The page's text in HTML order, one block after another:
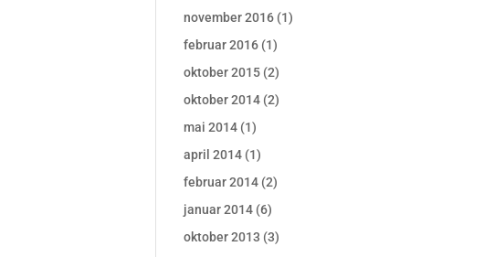
november 2016 (1)
februar 2016 (1)
oktober 2015 (2)
oktober 2014 (2)
mai 2014 (1)
april 2014 (1)
februar 2014 (2)
januar 2014 (6)
oktober 2013 (3)